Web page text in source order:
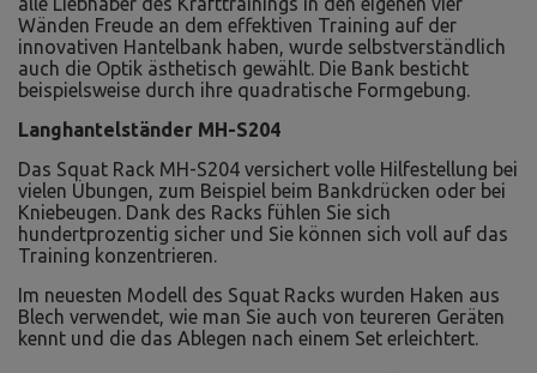
Wänden Freude an dem effektiven Training auf der
innovativen Hantelbank haben, wurde selbstverständlich
auch die Optik ästhetisch gewählt. Die Bank besticht
beispielsweise durch ihre quadratische Formgebung.
Langhantelständer MH-S204
Das Squat Rack MH-S204 versichert volle Hilfestellung bei
vielen Übungen, zum Beispiel beim Bankdrücken oder bei
Kniebeugen. Dank des Racks fühlen Sie sich
hundertprozentig sicher und Sie können sich voll auf das
Training konzentrieren.
Im neuesten Modell des Squat Racks wurden Haken aus
Blech verwendet, wie man Sie auch von teureren Geräten
kennt und die das Ablegen nach einem Set erleichtert.